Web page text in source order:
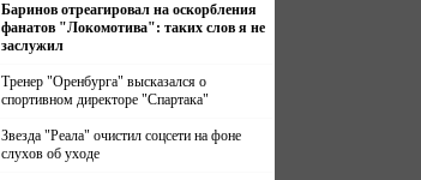
Баринов отреагировал на оскорбления
фанатов "Локомотива": таких слов я не
заслужил
Тренер "Оренбурга" высказался о
спортивном директоре "Спартака"
Звезда "Реала" очистил соцсети на фоне
слухов об уходе